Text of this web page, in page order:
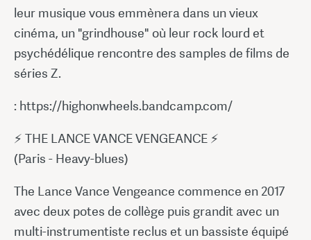
leur musique vous emmènera dans un vieux
cinéma, un "grindhouse" où leur rock lourd et
psychédélique rencontre des samples de films de
séries Z.
: https://highonwheels.bandcamp.com/
⚡ THE LANCE VANCE VENGEANCE ⚡
(Paris - Heavy-blues)
The Lance Vance Vengeance commence en 2017
avec deux potes de collège puis grandit avec un
multi-instrumentiste reclus et un bassiste équipé